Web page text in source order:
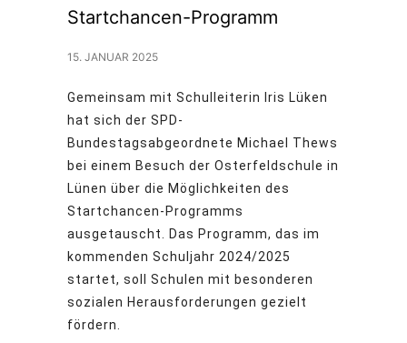
Startchancen-Programm
15. JANUAR 2025
Gemeinsam mit Schulleiterin Iris Lüken
hat sich der SPD-
Bundestagsabgeordnete Michael Thews
bei einem Besuch der Osterfeldschule in
Lünen über die Möglichkeiten des
Startchancen-Programms
ausgetauscht. Das Programm, das im
kommenden Schuljahr 2024/2025
startet, soll Schulen mit besonderen
sozialen Herausforderungen gezielt
fördern.